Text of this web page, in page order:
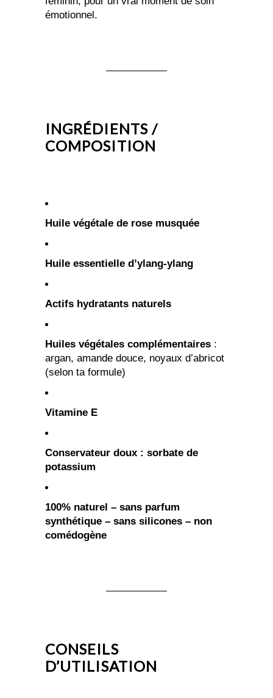
émotionnel.
INGRÉDIENTS /
COMPOSITION
Huile végétale de rose musquée
Huile essentielle d’ylang-ylang
Actifs hydratants naturels
Huiles végétales complémentaires :
argan, amande douce, noyaux d’abricot
(selon ta formule)
Vitamine E
Conservateur doux : sorbate de
potassium
100% naturel – sans parfum
synthétique – sans silicones – non
comédogène
CONSEILS
D’UTILISATION